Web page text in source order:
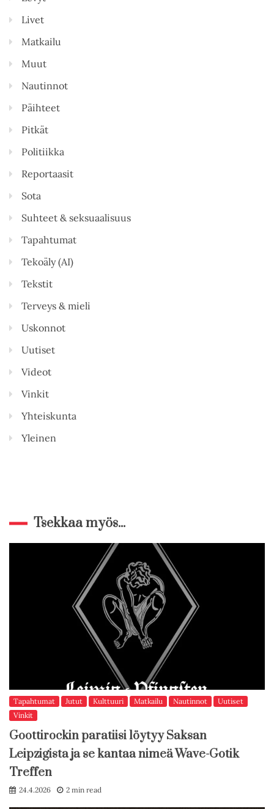
Livet
Matkailu
Muut
Nautinnot
Päihteet
Pitkät
Politiikka
Reportaasit
Sota
Suhteet & seksuaalisuus
Tapahtumat
Tekoäly (AI)
Tekstit
Terveys & mieli
Uskonnot
Uutiset
Videot
Vinkit
Yhteiskunta
Yleinen
Tsekkaa myös...
Tapahtumat Jutut Kulttuuri Matkailu Nautinnot
Uutiset
Vinkit
Goottirockin paratiisi löytyy Saksan
Leipzigista ja se kantaa nimeä Wave-Gotik
Treffen
24.4.2026 2 min read